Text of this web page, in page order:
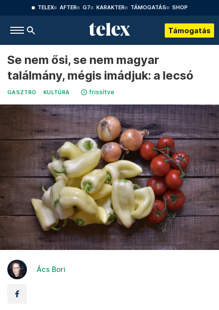
TELEX AFTER G7 KARAKTER TÁMOGATÁS SHOP
Támogatás
Se nem ősi, se nem magyar
találmány, mégis imádjuk: a lecsó
GASZTRO KULTÚRA frissítve
Ács Bori